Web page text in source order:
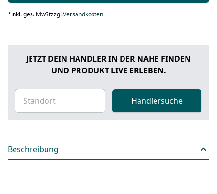
*inkl. ges. MwStzzgl.Versandkosten
JETZT DEIN HÄNDLER IN DER NÄHE FINDEN
UND PRODUKT LIVE ERLEBEN.
Händlersuche
Beschreibung